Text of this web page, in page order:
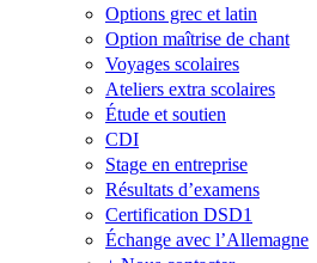
Options grec et latin
Option maîtrise de chant
Voyages scolaires
Ateliers extra scolaires
Étude et soutien
CDI
Stage en entreprise
Résultats d’examens
Certification DSD1
Échange avec l’Allemagne